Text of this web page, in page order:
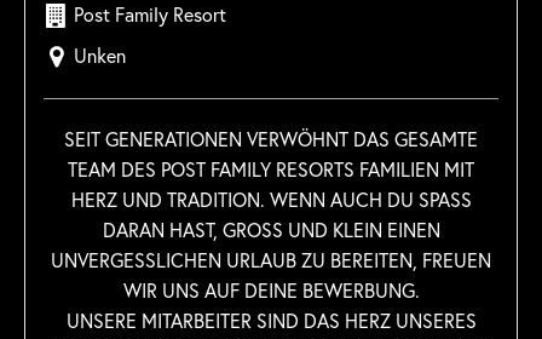
Post Family Resort
Unken
SEIT GENERATIONEN VERWÖHNT DAS GESAMTE
TEAM DES POST FAMILY RESORTS FAMILIEN MIT
HERZ UND TRADITION. WENN AUCH DU SPASS
DARAN HAST, GROSS UND KLEIN EINEN
UNVERGESSLICHEN URLAUB ZU BEREITEN, FREUEN
WIR UNS AUF DEINE BEWERBUNG.
UNSERE MITARBEITER SIND DAS HERZ UNSERES